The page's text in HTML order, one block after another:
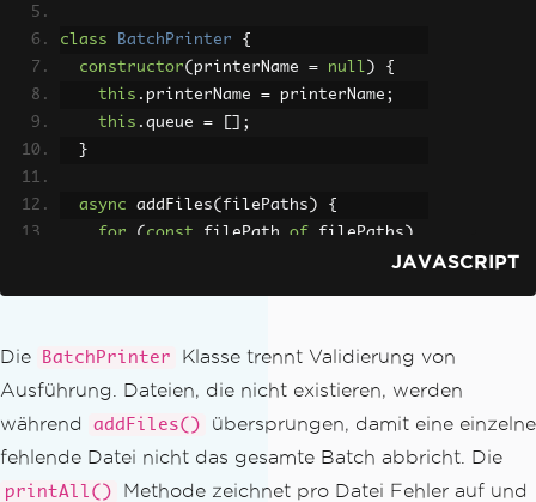
class BatchPrinter
{
constructor( printerName = null )
{
this . printerName = printerName ;
this . queue =
[];
}
async addFiles( filePaths )
{
for
( const filePath of filePaths )
        console
.warn(`Skipped ( not fou
nd): ${ filePath
}`);
}
}
JAVASCRIPT
Die BatchPrinter
Klasse trennt Validierung von
Ausführung. Dateien, die nicht existieren, werden
während
addFiles()
übersprungen, damit eine einzelne
fehlende Datei nicht das gesamte Batch abbricht. Die
printAll()
Methode zeichnet pro Datei Fehler auf und